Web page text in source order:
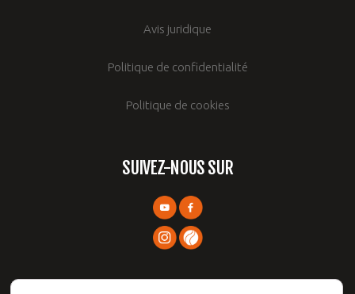
Avis juridique
Politique de confidentialité
Politique de cookies
SUIVEZ-NOUS SUR